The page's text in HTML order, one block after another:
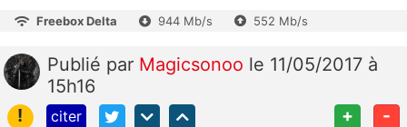
Freebox Delta 944 Mb/s 552 Mb/s
Publié par Magicsonoo le 11/05/2017 à
15h16
!
citer + -